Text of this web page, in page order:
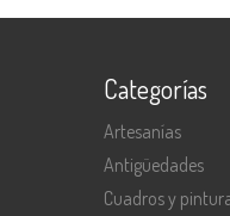
Categorías
Artesanías
Antigüedades
Cuadros y